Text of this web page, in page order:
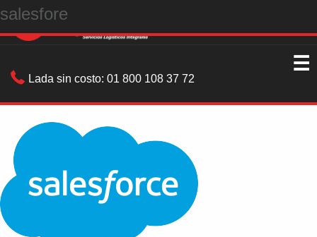
☰
Lada sin costo: 01 800 108 37 72
salesfore